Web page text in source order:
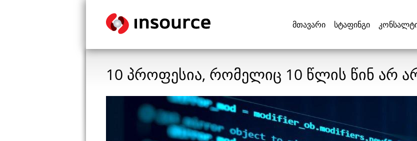
მთავარი სტაფინგი
10 პროფესია, რომელიც 10 წლის წინ არ